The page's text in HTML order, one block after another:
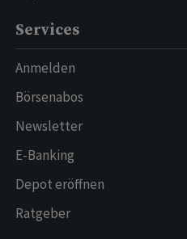
Services
Anmelden
Börsenabos
Newsletter
E-Banking
Depot eröffnen
Ratgeber